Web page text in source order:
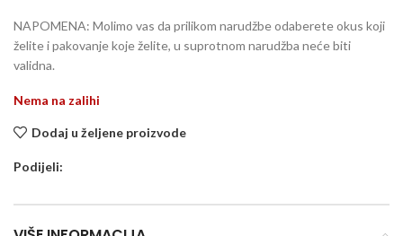
NAPOMENA: Molimo vas da prilikom narudžbe odaberete okus koji
želite i pakovanje koje želite, u suprotnom narudžba neće biti
validna.
Nema na zalihi
Dodaj u željene proizvode
Podijeli: